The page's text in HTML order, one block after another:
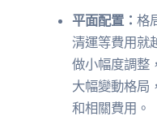
平面配置：格
清運等費用就
做小幅度調整
大幅變動格局
和相關費用。